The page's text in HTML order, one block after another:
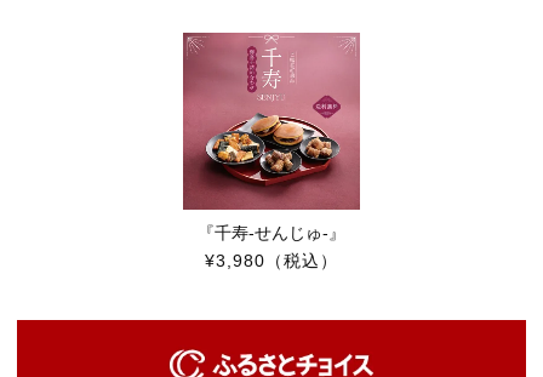
『千寿-せんじゅ-』
¥3,980 （税込）